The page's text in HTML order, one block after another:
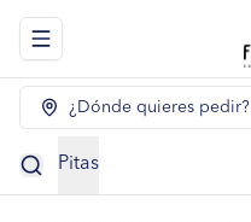
Abrir menu de navegación
¿Dónde quieres pedir?
Pitas